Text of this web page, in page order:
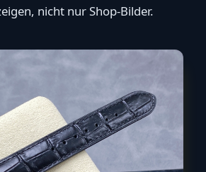
nicht nur Shop-Bilder.